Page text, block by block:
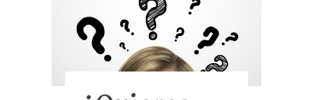
Contáctame
Blog